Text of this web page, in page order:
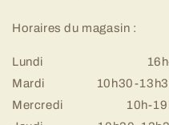
Horaires du magasin :
Lundi 16h-
Mardi 10h30-13h30
Mercredi 10h-